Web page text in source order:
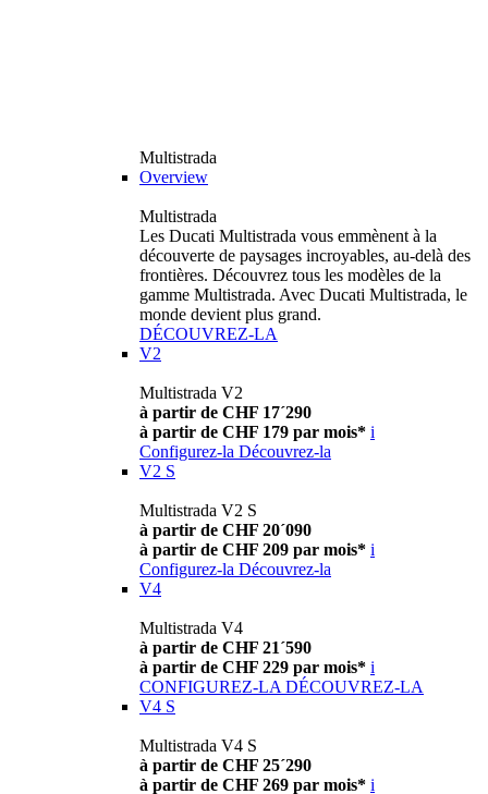
Multistrada
Overview
Multistrada
Les Ducati Multistrada vous emmènent à la
découverte de paysages incroyables, au-delà des
frontières. Découvrez tous les modèles de la
gamme Multistrada. Avec Ducati Multistrada, le
monde devient plus grand.
DÉCOUVREZ-LA
V2
Multistrada V2
à partir de CHF 17´290
à partir de CHF 179 par mois* i
Configurez-la Découvrez-la
V2 S
Multistrada V2 S
à partir de CHF 20´090
à partir de CHF 209 par mois* i
Configurez-la Découvrez-la
V4
Multistrada V4
à partir de CHF 21´590
à partir de CHF 229 par mois* i
CONFIGUREZ-LA DÉCOUVREZ-LA
V4 S
Multistrada V4 S
à partir de CHF 25´290
à partir de CHF 269 par mois* i